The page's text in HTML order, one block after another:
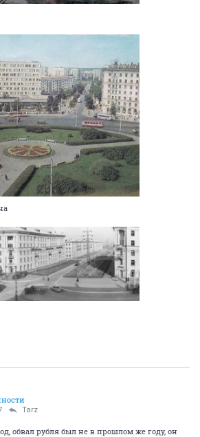
Tarz
обвал рубля был не в прошлом же году, он